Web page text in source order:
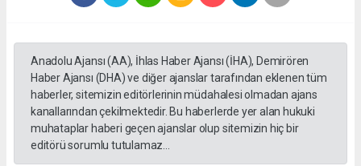
Anadolu Ajansı (AA), İhlas Haber Ajansı (İHA), Demirören
Haber Ajansı (DHA) ve diğer ajanslar tarafından eklenen tüm
haberler, sitemizin editörlerinin müdahalesi olmadan ajans
kanallarından çekilmektedir. Bu haberlerde yer alan hukuki
muhataplar haberi geçen ajanslar olup sitemizin hiç bir
editörü sorumlu tutulamaz...